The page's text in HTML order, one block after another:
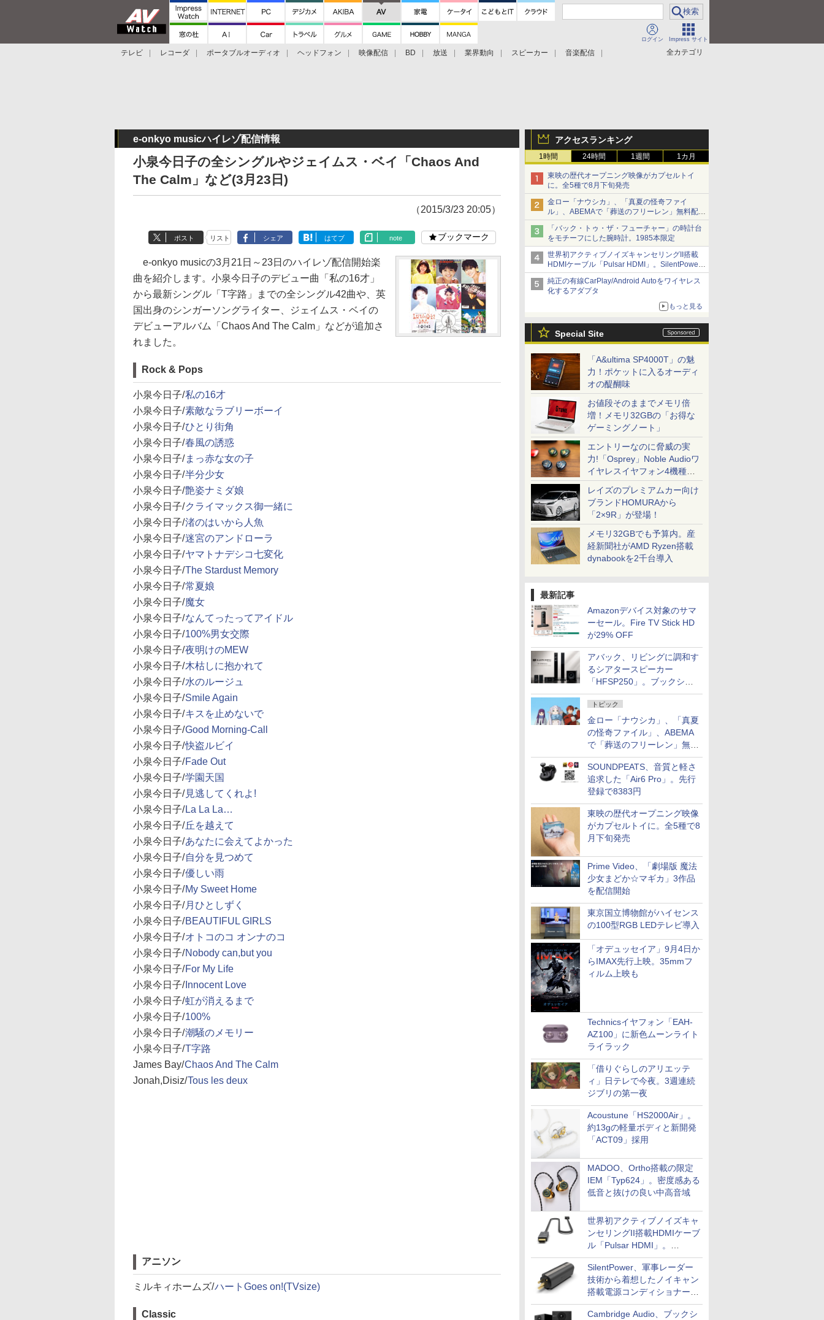
ログイン Impress サイト
全カテゴリ
テレビ レコーダ ポータブルオーディオ ヘッドフォン 映像配信 BD 放送 業界動向 スピーカー
音楽配信
アクセスランキング
1時間 24時間 1週間 1カ月
東映の歴代オープニング映像がカプセルトイ
に。全5種で8月下旬発売
金ロー「ナウシカ」、「真夏の怪奇ファイ
ル」、ABEMAで「葬送のフリーレン」無料配信
など。夏の特番・配信情報
「バック・トゥ・ザ・フューチャー」の時計台
をモチーフにした腕時計。1985本限定
世界初アクティブノイズキャンセリングII搭載
HDMIケーブル「Pulsar HDMI」。SilentPower
から
純正の有線CarPlay/Android Autoをワイヤレス
化するアダプタ
もっと見る
Special Site
「A&ultima SP4000T」の魅
力！ポケットに入るオーディ
オの醍醐味
お値段そのままでメモリ倍
増！メモリ32GBの「お得な
ゲーミングノート」
エントリーなのに脅威の実
力!「Osprey」Noble Audioワ
イヤレスイヤフォン4機種を
一気に聴く
レイズのプレミアムカー向け
ブランドHOMURAから
「2×9R」が登場！
メモリ32GBでも予算内。産
経新聞社がAMD Ryzen搭載
dynabookを2千台導入
最新記事
Amazonデバイス対象のサマ
ーセール。Fire TV Stick HD
が29% OFF
アバック、リビングに調和す
るシアタースピーカー
「HFSP250」。ブックシェ
ルフはペア3万円以下
トピック
金ロー「ナウシカ」、「真夏
の怪奇ファイル」、ABEMA
で「葬送のフリーレン」無料
配信など。夏の特番・配信情
報
SOUNDPEATS、音質と軽さ
追求した「Air6 Pro」。先行
登録で8383円
東映の歴代オープニング映像
がカプセルトイに。全5種で8
月下旬発売
Prime Video、「劇場版 魔法
少女まどか☆マギカ」3作品
を配信開始
東京国立博物館がハイセンス
の100型RGB LEDテレビ導入
「オデュッセイア」9月4日か
らIMAX先行上映。35mmフ
ィルム上映も
Technicsイヤフォン「EAH-
AZ100」に新色ムーンライト
ライラック
「借りぐらしのアリエッテ
ィ」日テレで今夜。3週連続
ジブリの第一夜
Acoustune「HS2000Air」。
約13gの軽量ボディと新開発
「ACT09」採用
MADOO、Ortho搭載の限定
IEM「Typ624」。密度感ある
低音と抜けの良い中高音域
世界初アクティブノイズキャ
ンセリングII搭載HDMIケーブ
ル「Pulsar HDMI」。
SilentPowerから
SilentPower、軍事レーダー
技術から着想したノイキャン
搭載電源コンディショナー
「AC iPurifier2」
Cambridge Audio、ブックシ
e-onkyo musicハイレゾ配信情報
小泉今日子の全シングルやジェイムス・ベイ「Chaos And
The Calm」など(3月23日)
（2015/3/23 20:05）
ポスト リスト シェア はてブ note ブックマーク
e-onkyo musicの3月21日～23日のハイレゾ配信開始楽
曲を紹介します。小泉今日子のデビュー曲「私の16才」
から最新シングル「T字路」までの全シングル42曲や、英
国出身のシンガーソングライター、ジェイムス・ベイの
デビューアルバム「Chaos And The Calm」などが追加さ
れました。
Rock & Pops
小泉今日子/私の16才
小泉今日子/素敵なラブリーボーイ
小泉今日子/ひとり街角
小泉今日子/春風の誘惑
小泉今日子/ まっ赤な女の子
小泉今日子/半分少女
小泉今日子/艶姿ナミダ娘
小泉今日子/クライマックス御一緒に
小泉今日子/渚のはいから人魚
小泉今日子/迷宮のアンドローラ
小泉今日子/ヤマトナデシコ七変化
小泉今日子/The Stardust Memory
小泉今日子/常夏娘
小泉今日子/魔女
小泉今日子/なんてったってアイドル
小泉今日子/100%男女交際
小泉今日子/夜明けのMEW
小泉今日子/木枯しに抱かれて
小泉今日子/水のルージュ
小泉今日子/Smile Again
小泉今日子/キスを止めないで
小泉今日子/Good Morning-Call
小泉今日子/快盗ルビイ
小泉今日子/Fade Out
小泉今日子/学園天国
小泉今日子/ 見逃してくれよ!
小泉今日子/ La La La…
小泉今日子/ 丘を越えて
小泉今日子/あなたに会えてよかった
小泉今日子/自分を見つめて
小泉今日子/優しい雨
小泉今日子/My Sweet Home
小泉今日子/ 月ひとしずく
小泉今日子/BEAUTIFUL GIRLS
小泉今日子/オトコのコ オンナのコ
小泉今日子/Nobody can,but you
小泉今日子/For My Life
小泉今日子/ Innocent Love
小泉今日子/虹が消えるまで
小泉今日子/100%
小泉今日子/潮騒のメモリー
小泉今日子/T字路
James Bay/Chaos And The Calm
Jonah,Disiz/Tous les deux
アニソン
ミルキィホームズ/ハートGoes on!(TVsize)
Classic